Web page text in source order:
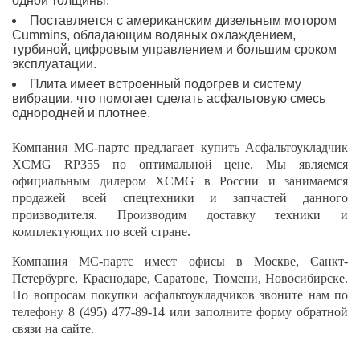
Поставляется с американским дизельным мотором
Cummins, обладающим водяных охлаждением,
турбиной, цифровым управлением и большим сроком
эксплуатации.
Плита имеет встроенный подогрев и систему
вибрации, что помогает сделать асфальтовую смесь
однородней и плотнее.
Компания МС-партс предлагает купить Асфальтоукладчик
XCMG RP355 по оптимальной цене. Мы являемся
официальным дилером XCMG в России и занимаемся
продажей всей спецтехники и запчастей данного
производителя. Производим доставку техники и
комплектующих по всей стране.
Компания МС-партс имеет офисы в Москве, Санкт-
Петербурге, Краснодаре, Саратове, Тюмени, Новосибирске.
По вопросам покупки асфальтоукладчиков звоните нам по
телефону 8 (495) 477-89-14 или заполните форму обратной
связи на сайте.